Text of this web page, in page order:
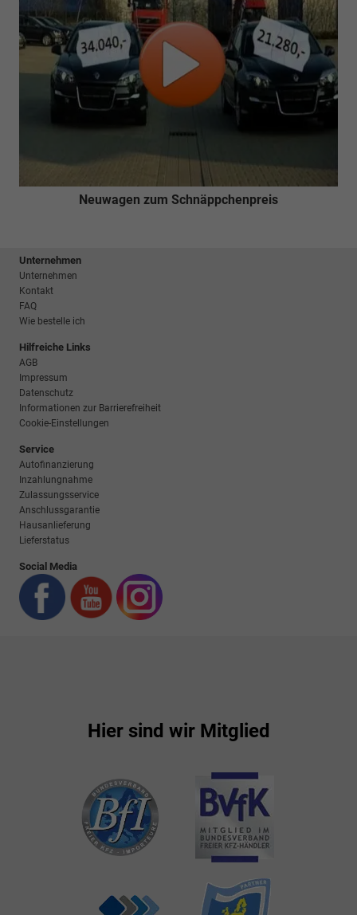
Neuwagen zum Schnäppchenpreis
Unternehmen
Unternehmen
Kontakt
FAQ
Wie bestelle ich
Hilfreiche Links
AGB
Impressum
Datenschutz
Informationen zur Barrierefreiheit
Cookie-Einstellungen
Service
Autofinanzierung
Inzahlungnahme
Zulassungsservice
Anschlussgarantie
Hausanlieferung
Lieferstatus
Social Media
Hier sind wir Mitglied